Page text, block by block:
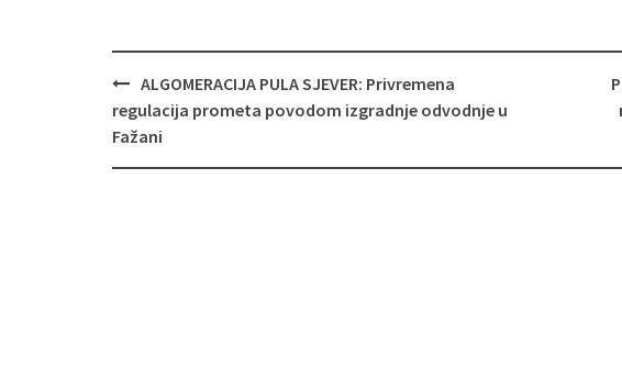
Navigacija
objava
ALGOMERACIJA PULA SJEVER: Privremena
regulacija prometa povodom izgradnje odvodnje u
Fažani